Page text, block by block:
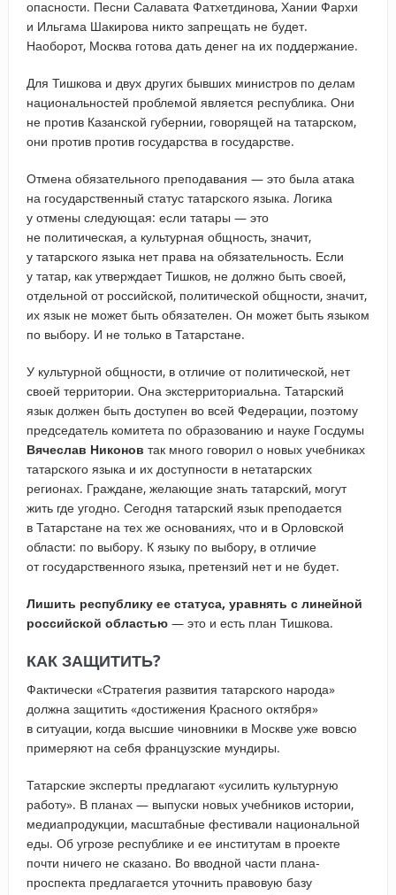
опасности. Песни Салавата Фатхетдинова, Хании Фархи
и Ильгама Шакирова никто запрещать не будет.
Наоборот, Москва готова дать денег на их поддержание.
Для Тишкова и двух других бывших министров по делам
национальностей проблемой является республика. Они
не против Казанской губернии, говорящей на татарском,
они против против государства в государстве.
Отмена обязательного преподавания — это была атака
на государственный статус татарского языка. Логика
у отмены следующая: если татары — это
не политическая, а культурная общность, значит,
у татарского языка нет права на обязательность. Если
у татар, как утверждает Тишков, не должно быть своей,
отдельной от российской, политической общности, значит,
их язык не может быть обязателен. Он может быть языком
по выбору. И не только в Татарстане.
У культурной общности, в отличие от политической, нет
своей территории. Она экстерриториальна. Татарский
язык должен быть доступен во всей Федерации, поэтому
председатель комитета по образованию и науке Госдумы
Вячеслав Никонов так много говорил о новых учебниках
татарского языка и их доступности в нетатарских
регионах. Граждане, желающие знать татарский, могут
жить где угодно. Сегодня татарский язык преподается
в Татарстане на тех же основаниях, что и в Орловской
области: по выбору. К языку по выбору, в отличие
от государственного языка, претензий нет и не будет.
Лишить республику ее статуса, уравнять с линейной
российской областью— это и есть план Тишкова.
КАК ЗАЩИТИТЬ?
Фактически «Стратегия развития татарского народа»
должна защитить «достижения Красного октября»
в ситуации, когда высшие чиновники в Москве уже вовсю
примеряют на себя французские мундиры.
Татарские эксперты предлагают «усилить культурную
работу». В планах — выпуски новых учебников истории,
медиапродукции, масштабные фестивали национальной
еды. Об угрозе республике и ее институтам в проекте
почти ничего не сказано. Во вводной части плана-
проспекта предлагается уточнить правовую базу